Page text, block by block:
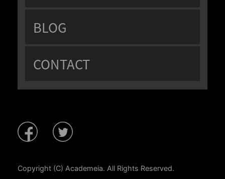
BLOG
CONTACT
Copyright (C) Academeia. All Rights Reserved.